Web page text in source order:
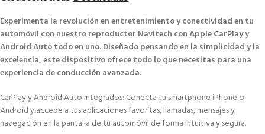
Experimenta la revolución en entretenimiento y conectividad en tu
automóvil con nuestro reproductor Navitech con Apple CarPlay y
Android Auto todo en uno. Diseñado pensando en la simplicidad y la
excelencia, este dispositivo ofrece todo lo que necesitas para una
experiencia de conducción avanzada.
CarPlay y Android Auto Integrados: Conecta tu smartphone iPhone o
Android y accede a tus aplicaciones favoritas, llamadas, mensajes y
navegación en la pantalla de tu automóvil de forma intuitiva y segura.